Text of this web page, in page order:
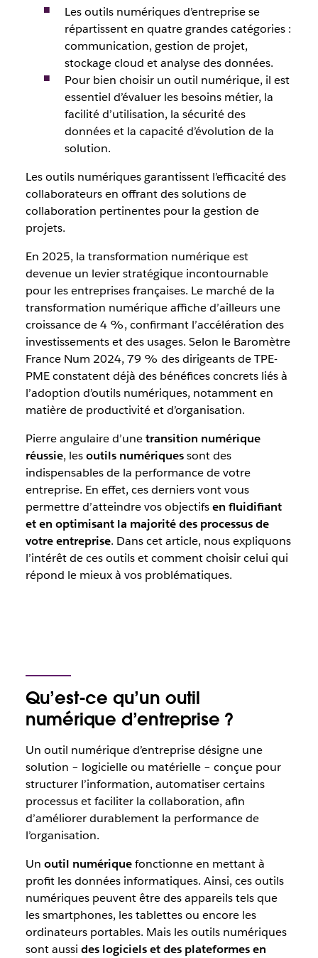
Par l’équipe Slack
23 janvier 2026
Les outils numériques d’entreprise se
répartissent en quatre grandes catégories :
communication, gestion de projet,
stockage cloud et analyse des données.
Pour bien choisir un outil numérique, il est
essentiel d’évaluer les besoins métier, la
facilité d’utilisation, la sécurité des
données et la capacité d’évolution de la
solution.
Les outils numériques garantissent l’efficacité des
collaborateurs en offrant dessolutionsde
collaboration pertinentespour la gestion de
projets.
En 2025, la transformation numérique est
devenue un levier stratégique incontournable
pour les entreprises françaises. Le marché de la
transformation numérique affiche d’ailleurs une
croissance de 4 %, confirmant l’accélération des
investissements et des usages. Selon le Baromètre
France Num 2024, 79 % des dirigeants de TPE-
PME constatent déjà des bénéfices concrets liés à
l’adoption d’outils numériques, notamment en
matière de productivité et d’organisation.
Pierre angulaire d’unetransition numérique
réussie, lesoutils numériquessont des
indispensables de la performance de votre
entreprise. En effet, ces derniers vont vous
permettre d’atteindre vos objectifsen fluidifiant
et en optimisant la majorité des processus de
votre entreprise. Dans cet article, nous expliquons
l’intérêt de ces outils et comment choisir celui qui
répond le mieux à vos problématiques.
Qu’est-ce qu’un outil
numérique d’entreprise ?
Un outil numérique d’entreprise désigne une
solution – logicielle ou matérielle – conçue pour
structurer l’information, automatiser certains
processus et faciliter la collaboration, afin
d’améliorer durablement la performance de
l’organisation.
Un outil numériquefonctionne en mettant à
profit les données informatiques. Ainsi, ces outils
numériques peuvent être des appareils tels que
les smartphones, les tablettes ou encore les
ordinateurs portables. Mais les outils numériques
sont aussi des logiciels et des plateformes en